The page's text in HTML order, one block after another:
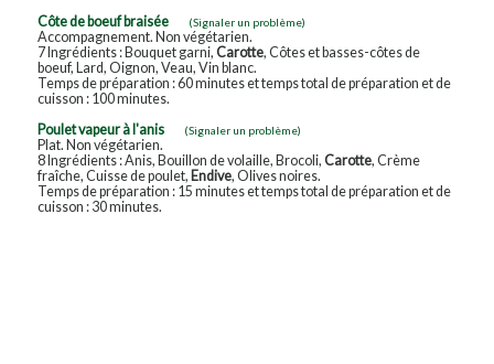
Côte de boeuf braisée
(Signaler un problème)
Accompagnement. Non végétarien.
7 Ingrédients : Bouquet garni, Carotte, Côtes et basses-côtes de
boeuf, Lard, Oignon, Veau, Vin blanc.
Temps de préparation : 60 minutes et temps total de préparation et de
cuisson : 100 minutes.
Poulet vapeur à l'anis
(Signaler un problème)
Plat. Non végétarien.
8 Ingrédients : Anis, Bouillon de volaille, Brocoli, Carotte, Crème
fraîche, Cuisse de poulet, Endive, Olives noires.
Temps de préparation : 15 minutes et temps total de préparation et de
cuisson : 30 minutes.